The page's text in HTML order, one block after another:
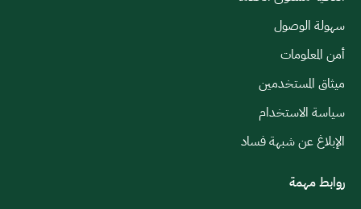
سهولة الوصول
أمن المعلومات
ميثاق المستخدمين
سياسة الاستخدام
الإبلاغ عن شبهة فساد
روابط مهمة